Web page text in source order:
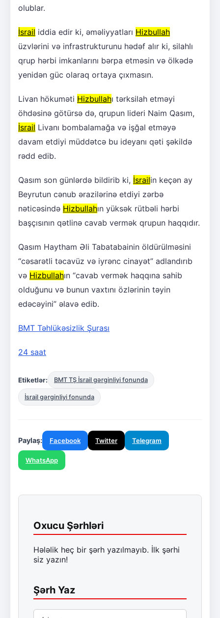
olublar.
İsrail iddia edir ki, əməliyyatları Hizbullah
üzvlərini və infrastrukturunu hədəf alır ki, silahlı
qrup hərbi imkanlarını bərpa etməsin və ölkədə
yenidən güc olaraq ortaya çıxmasın.
Livan hökuməti Hizbullahı tərksilah etməyi
öhdəsinə götürsə də, qrupun lideri Naim Qasım,
İsrail Livanı bombalamağa və işğal etməyə
davam etdiyi müddətcə bu ideyanı qəti şəkildə
rədd edib.
Qasım son günlərdə bildirib ki, İsrailin keçən ay
Beyrutun cənub ərazilərinə etdiyi zərbə
nəticəsində Hizbullahın yüksək rütbəli hərbi
başçısının qətlinə cavab vermək qrupun haqqıdır.
Qasım Haytham Əli Tabatabainin öldürülməsini
“cəsarətli təcavüz və iyrənc cinayət” adlandırıb
və Hizbullahın “cavab vermək haqqına sahib
olduğunu və bunun vaxtını özlərinin təyin
edəcəyini” əlavə edib.
BMT Təhlükəsizlik Şurası
24 saat
Etiketlər: BMT TŞ İsrail gərginliyi fonunda
İsrail gərginliyi fonunda
Paylaş: Facebook Twitter Telegram
WhatsApp
Oxucu Şərhləri
Hələlik heç bir şərh yazılmayıb. İlk şərhi
siz yazın!
Şərh Yaz